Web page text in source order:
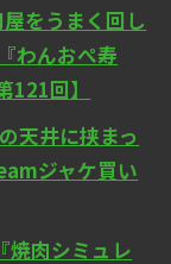
をうまく回し
わんおぺ寿
回】
天井に挟まっ
ジャケ買い
焼肉シミュレ